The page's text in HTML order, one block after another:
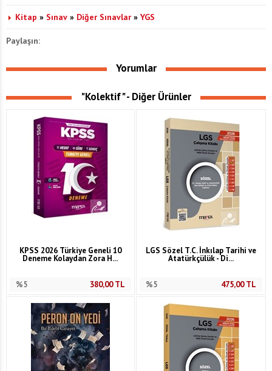
Kitap » Sınav » Diğer Sınavlar » YGS
Paylaşın:
Yorumlar
"Kolektif" - Diğer Ürünler
KPSS 2026 Türkiye Geneli 10
Deneme Kolaydan Zora H...
%5 380,00TL
LGS Sözel T.C. İnkılap Tarihi ve
Atatürkçülük - Di...
%5 475,00TL